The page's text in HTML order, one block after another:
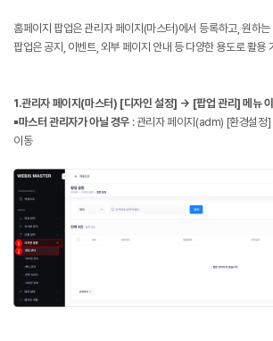
홈페이지 팝업은 관리자 페이지(마스터)에서 등록하고, 원하
팝업은 공지, 이벤트, 외부 페이지 안내 등 다양한 용도로 활용
1.관리자 페이지(마스터) [디자인 설정] → [팝업 관리] 메뉴
▪️마스터 관리자가 아닐 경우 : 관리자 페이지(adm) [환경설
이동